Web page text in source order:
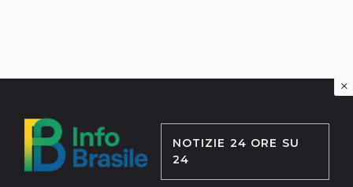
contenuto
NOTIZIE 24 ORE SU
24
×